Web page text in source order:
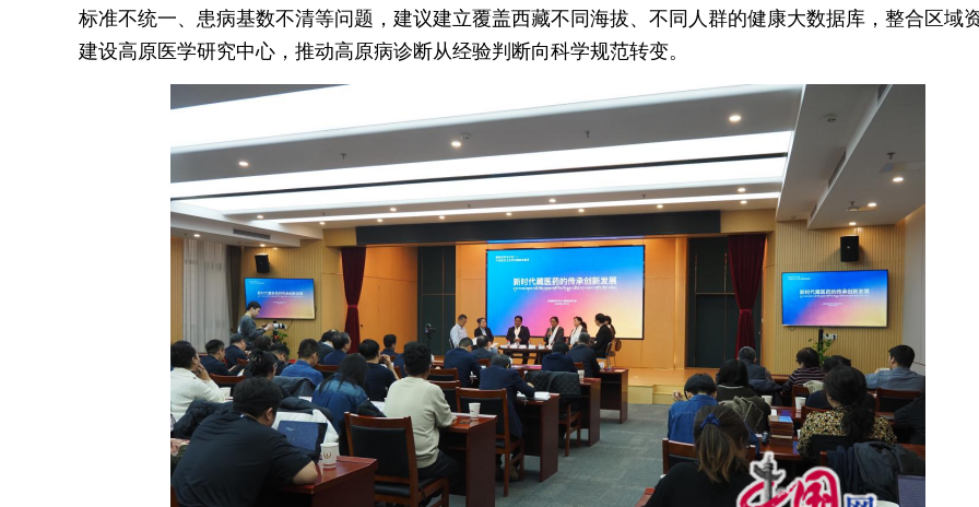
标准不统一、患病基数不清等问题，建议建立覆盖西藏不同海拔、不同人群的健康大数据库，整合区域
建设高原医学研究中心，推动高原病诊断从经验判断向科学规范转变。